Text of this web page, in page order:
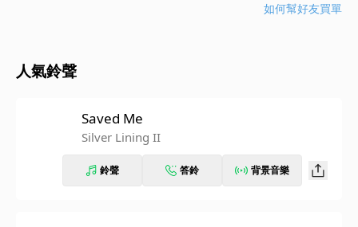
如何幫好友買單
人氣鈴聲
Saved Me
Silver Lining II
鈴聲 答鈴 背景音樂